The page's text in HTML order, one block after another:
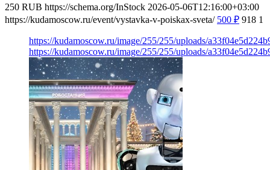
250 RUB https://schema.org/InStock 2026-05-06T12:16:00+03:00
https://kudamoscow.ru/event/vystavka-v-poiskax-sveta/ 500 ₽ 918 1
https://kudamoscow.ru/image/255/255/uploads/
https://kudamoscow.ru/image/255/255/uploads/